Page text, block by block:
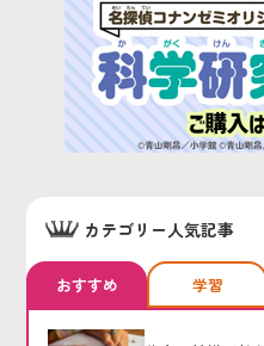
カテゴリー人気記事
おすすめ 学習